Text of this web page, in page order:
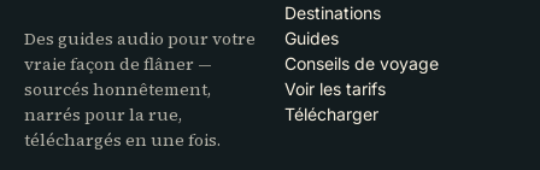
Des guides audio pour votre
vraie façon de flâner —
sourcés honnêtement,
narrés pour la rue,
téléchargés en une fois.
Destinations
Guides
Conseils de voyage
Voir les tarifs
Télécharger